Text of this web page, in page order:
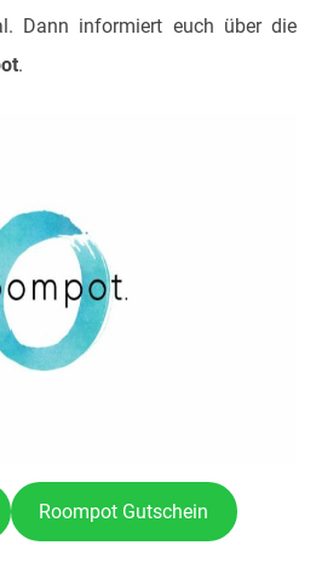
Dann informiert euch über die
.
Roompot Gutschein